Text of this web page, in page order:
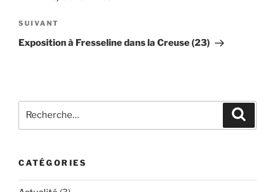
l’article
Article
suivant
SUIVANT
Exposition à Fresseline dans la Creuse (23)
pour
CATÉGORIES